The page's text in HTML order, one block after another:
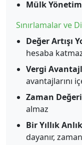
Mülk
Sınırlamalar ve
Değer Artışı
hesaba
Vergi
avantajlarını
Zaman
almaz
Bir Yıllık
dayanır,